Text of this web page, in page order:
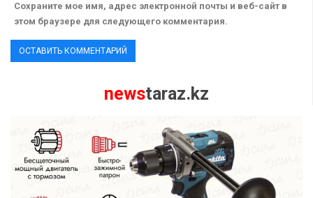
Сохраните мое имя, адрес электронной почты и веб-сайт в
этом браузере для следующего комментария.
newstaraz.kz